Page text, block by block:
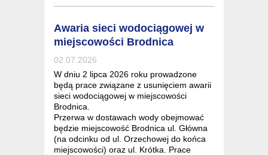
Awaria sieci wodociągowej w
miejscowości Brodnica
02.07.2026
W dniu 2 lipca 2026 roku prowadzone
będą prace związane z usunięciem awarii
sieci wodociągowej w miejscowości
Brodnica.
Przerwa w dostawach wody obejmować
będzie miejscowość Brodnica ul. Główna
(na odcinku od ul. Orzechowej do końca
miejscowości) oraz ul. Krótka. Prace